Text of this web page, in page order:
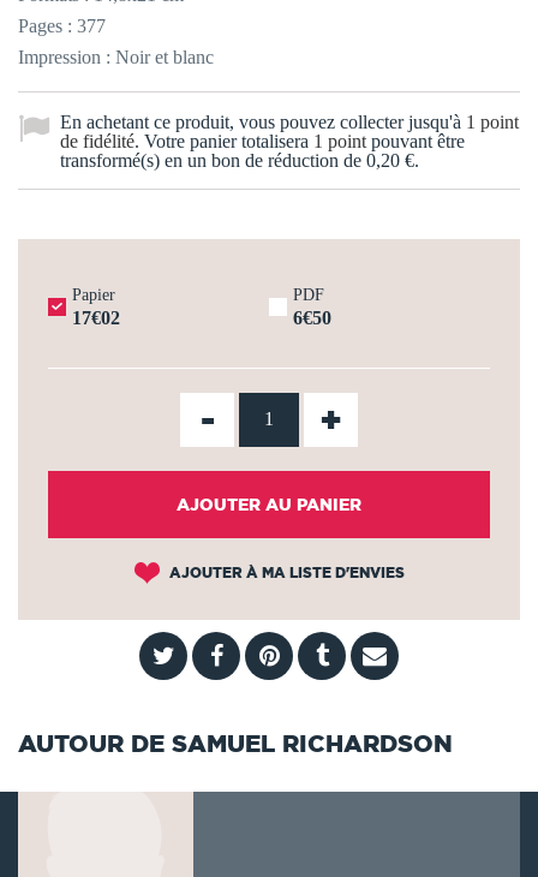
Pages : 377
Impression : Noir et blanc
En achetant ce produit, vous pouvez collecter jusqu'à 1 point
de fidélité. Votre panier totalisera 1 point pouvant être
transformé(s) en un bon de réduction de 0,20 €.
Papier
17€02
PDF
6€50
- +
AJOUTER AU PANIER
AJOUTER À MA LISTE D'ENVIES
AUTOUR DE SAMUEL RICHARDSON